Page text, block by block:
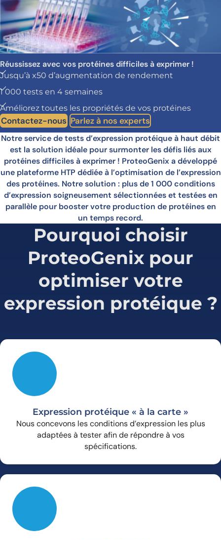
Réussissez avec vos protéines difficiles à exprimer !
Jusqu’à x50 d’augmentation de rendement
1 000 tests en 4 semaines
Améliorez toutes les propriétés de vos protéines
Contactez-nous Parlez à nos experts
Notre service de tests d’expression protéique à haut débit
est la solution idéale pour surmonter les défis liés aux
protéines difficiles à exprimer ! ProteoGenix a développé
une plateforme HTP dédiée à l’optimisation de l’expression
des protéines. Notre solution : plus de 1 000 conditions
d’expression soigneusement sélectionnées et testées en
parallèle pour booster votre production de protéines en
un temps record.
Pourquoi choisir
ProteoGenix pour
optimiser votre
expression protéique ?
Expression protéique « à la carte »
Nous concevons les conditions d’expression les plus
adaptées à tester afin de répondre à vos
spécifications.